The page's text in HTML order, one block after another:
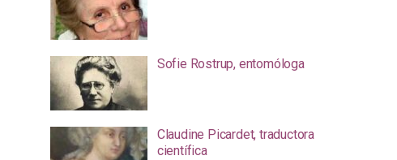
Sofie Rostrup, entomóloga
Claudine Picardet, traductora
científica